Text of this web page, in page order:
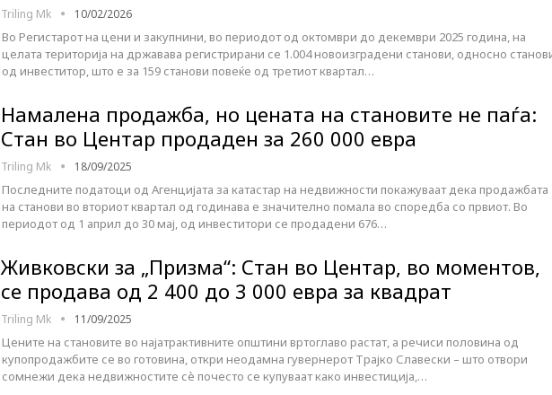
Triling Mk 10/02/2026
Во Регистарот на цени и закупнини, во периодот од октомври до декември 2025 година, на
целата територија на државава регистрирани се 1.004 новоизградени станови, односно
од инвеститор, што е за 159 станови повеќе од третиот квартал…
Намалена продажба, но цената на становите не паѓа:
Стан во Центар продаден за 260 000 евра
Triling Mk 18/09/2025
Последните податоци од Агенцијата за катастар на недвижности покажуваат дека продажбата
на станови во вториот квартал од годинава е значително помала во споредба со првиот. Во
периодот од 1 април до 30 мај, од инвеститори се продадени 676…
Живковски за „Призма“: Стан во Центар, во моментов,
се продава од 2 400 до 3 000 евра за квадрат
Triling Mk 11/09/2025
Цените на становите во најатрактивните општини вртоглаво растат, а речиси половина од
купопродажбите се во готовина, откри неодамна гувернерот Трајко Славески – што отвори
сомнежи дека недвижностите сè почесто се купуваат како инвестиција,…